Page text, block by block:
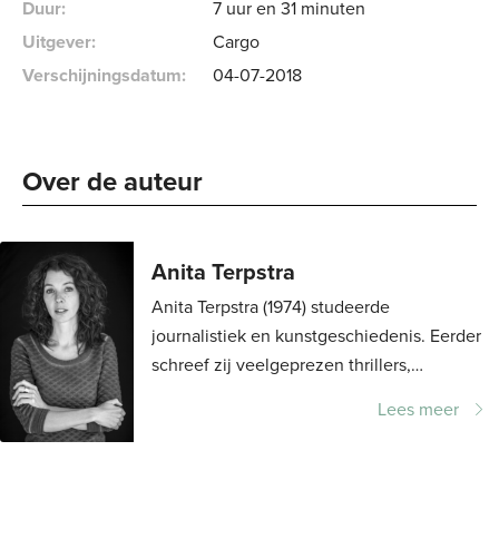
Duur:
7 uur en 31 minuten
Uitgever:
Cargo
Verschijningsdatum:
04-07-2018
Over de auteur
Anita Terpstra
Anita Terpstra (1974) studeerde
journalistiek en kunstgeschiedenis. Eerder
schreef zij veelgeprezen thrillers,
Lees meer